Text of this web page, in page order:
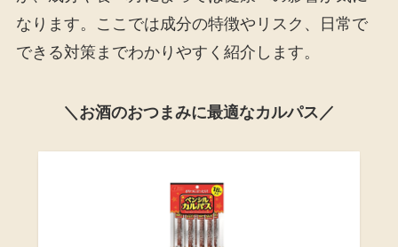
なります。ここでは成分の特徴やリスク、日常で
できる対策までわかりやすく紹介します。
＼お酒のおつまみに最適なカルパス／